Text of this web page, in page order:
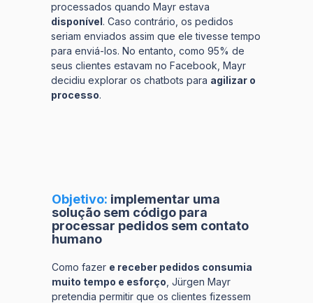
processados quando Mayr estava
disponível. Caso contrário, os pedidos
seriam enviados assim que ele tivesse tempo
para enviá-los. No entanto, como 95% de
seus clientes estavam no Facebook, Mayr
decidiu explorar os chatbots para agilizar o
processo.
Como fazer e receber pedidos consumia
muito tempo e esforço , Jürgen Mayr
pretendia permitir que os clientes fizessem
Objetivo: implementar uma
solução sem código para
processar pedidos sem contato
humano